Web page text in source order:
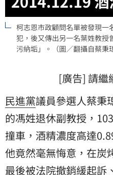
柯志恩市政顧問名單被發現一
犯，後又傳出另一名葉姓教授
污納垢」。（圖／翻攝自蔡秉
[廣告] 請
民進黨議員參選人蔡秉
的馮姓退休副教授，
撞車，酒精濃度高達
他竟然毫無悔意，在炭
最後被法院撤銷緩起訴